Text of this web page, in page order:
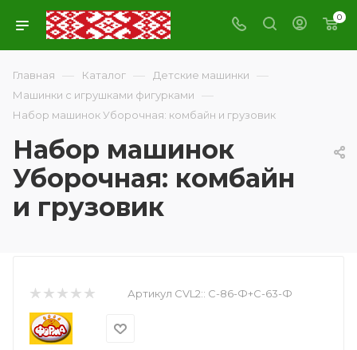
0
Главная — Каталог — Детские машинки —
Машинки с игрушками фигурками —
Набор машинок Уборочная: комбайн и грузовик
Набор машинок
Уборочная: комбайн
и грузовик
Артикул CVL2:: С-86-Ф+С-63-Ф